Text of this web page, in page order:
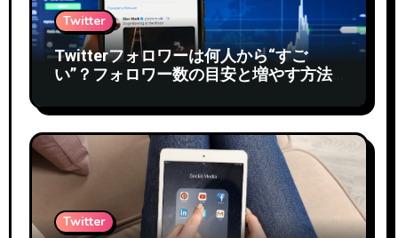
Twitter
Twitterフォロワーは何人から“すご
い”？フォロワー数の目安と増やす方法
Twitter